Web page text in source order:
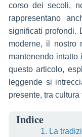
corso dei secoli,
rappresentano
significati profondi.
moderne, il nostro
mantenendo
questo articolo,
leggende si
presente, tra
Indice
1. La